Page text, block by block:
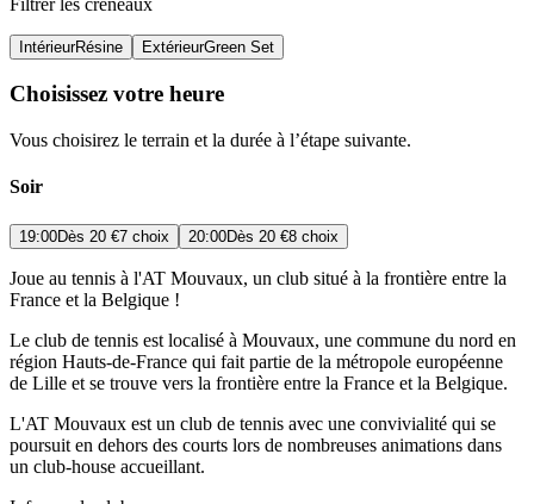
IntérieurRésine ExtérieurGreen Set
Choisissez votre heure
Vous choisirez le terrain et la durée à l’étape suivante.
Soir
19:00Dès 20 €7 choix 20:00Dès 20 €8 choix
Joue au tennis à l'AT Mouvaux, un club situé à la frontière entre la
France et la Belgique !
Le club de tennis est localisé à Mouvaux, une commune du nord en
région Hauts-de-France qui fait partie de la métropole européenne
de Lille et se trouve vers la frontière entre la France et la Belgique.
L'AT Mouvaux est un club de tennis avec une convivialité qui se
poursuit en dehors des courts lors de nombreuses animations dans
un club-house accueillant.